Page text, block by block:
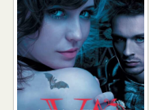
Глава 32.
Глава 33.
Глава 34.
Глава 35. Часть 1.
Глава 35. Часть 2.